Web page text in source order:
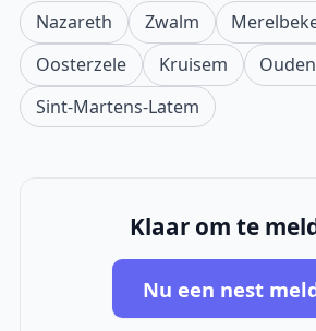
Nazareth Zwalm
Oosterzele
Kruisem
Sint-Martens-Latem
Klaar om te
Nu een nest